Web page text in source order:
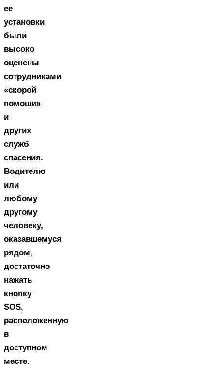
ее
установки
были
высоко
оценены
сотрудниками
«скорой
помощи»
и
других
служб
спасения.
Водителю
или
любому
другому
человеку,
оказавшемуся
рядом,
достаточно
нажать
кнопку
SOS,
расположенную
в
доступном
месте.